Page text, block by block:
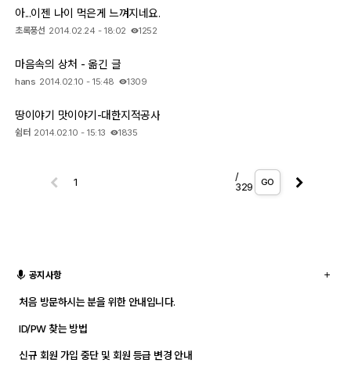
아...이젠 나이 먹은게 느껴지네요.
초록풍선 2014.02.24 - 18:02 1252
마음속의 상처 - 옮긴 글
hans 2014.02.10 - 15:48 1309
땅이야기 맛이야기-대한지적공사
쉼터 2014.02.10 - 15:13 1835
/
329
GO
공지사항
처음 방문하시는 분을 위한 안내입니다.
ID/PW 찾는 방법
신규 회원 가입 중단 및 회원 등급 변경 안내